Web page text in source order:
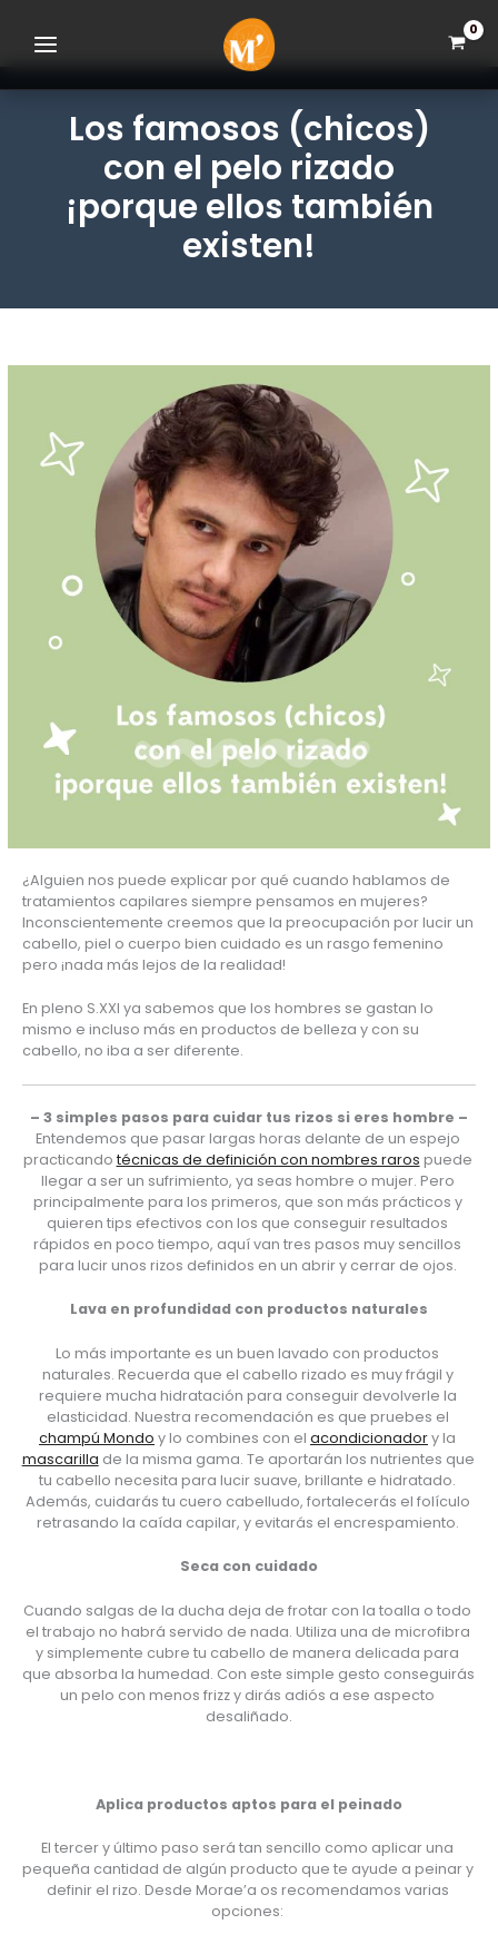
contenido
navegación
principal
de
página
Los famosos (chicos)
con el pelo rizado
¡porque ellos también
existen!
¿Alguien nos puede explicar por qué cuando hablamos de
tratamientos capilares siempre pensamos en mujeres?
Inconscientemente creemos que la preocupación por lucir un
cabello, piel o cuerpo bien cuidado es un rasgo femenino
pero ¡nada más lejos de la realidad!
En pleno S.XXI ya sabemos que los hombres se gastan lo
mismo e incluso más en productos de belleza y con su
cabello, no iba a ser diferente.
– 3 simples pasos para cuidar tus rizos si eres hombre –
Entendemos que pasar largas horas delante de un espejo
practicando técnicas de definición con nombres raros puede
llegar a ser un sufrimiento, ya seas hombre o mujer. Pero
principalmente para los primeros, que son más prácticos y
quieren tips efectivos con los que conseguir resultados
rápidos en poco tiempo, aquí van tres pasos muy sencillos
para lucir unos rizos definidos en un abrir y cerrar de ojos.
Lava en profundidad con productos naturales
Lo más importante es un buen lavado con productos
naturales. Recuerda que el cabello rizado es muy frágil y
requiere mucha hidratación para conseguir devolverle la
champú Mondo y lo combines con el acondicionador
mascarilla de la misma gama. Te aportarán los nutrientes que
tu cabello necesita para lucir suave, brillante e hidratado.
Además, cuidarás tu cuero cabelludo, fortalecerás el folículo
retrasando la caída capilar, y evitarás el encrespamiento.
Seca con cuidado
Cuando salgas de la ducha deja de frotar con la toalla o todo
el trabajo no habrá servido de nada. Utiliza una de microfibra
y simplemente cubre tu cabello de manera delicada para
que absorba la humedad. Con este simple gesto conseguirás
un pelo con menos frizz y dirás adiós a ese aspecto
desaliñado.
Aplica productos aptos para el peinado
El tercer y último paso será tan sencillo como aplicar una
pequeña cantidad de algún producto que te ayude a peinar y
definir el rizo. Desde Morae’a os recomendamos varias
opciones: